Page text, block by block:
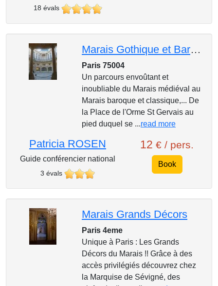
18 évals
Marais Gothique et Baroque- Un parcours enchanteur
Paris 75004
Un parcours envoûtant et
inoubliable du Marais médiéval au
Marais baroque et classique,... De
la Place de l'Orme St Gervais au
pied duquel se ...read more
Patricia ROSEN
Guide conférencier national
3 évals
12 € / pers.
Book
Marais Grands Décors
Paris 4eme
Unique à Paris : Les Grands
Décors du Marais !! Grâce à des
accès privilégiés découvrez chez
la Marquise de Sévigné, des